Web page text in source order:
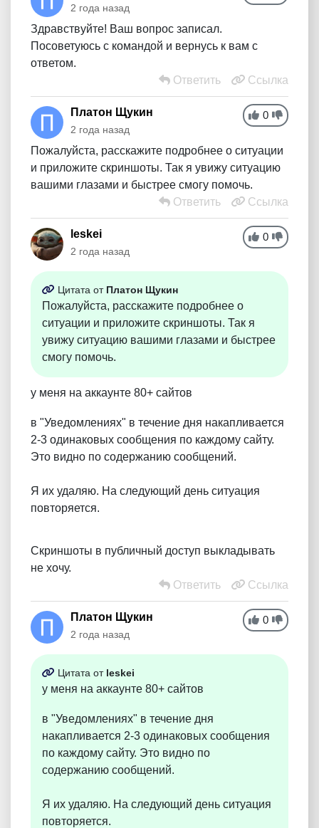
2 года назад
Здравствуйте! Ваш вопрос записал.
Посоветуюсь с командой и вернусь к вам с
ответом.
Ответить
Ссылка
0
Платон Щукин
2 года назад
Пожалуйста, расскажите подробнее о ситуации
и приложите скриншоты. Так я увижу ситуацию
вашими глазами и быстрее смогу помочь.
Ответить
Ссылка
0
leskei
2 года назад
Цитата от Платон Щукин
Пожалуйста, расскажите подробнее о
ситуации и приложите скриншоты. Так я
увижу ситуацию вашими глазами и быстрее
смогу помочь.
у меня на аккаунте 80+ сайтов
в "Уведомлениях" в течение дня накапливается
2-3 одинаковых сообщения по каждому сайту.
Это видно по содержанию сообщений.
Я их удаляю. На следующий день ситуация
повторяется.
Скриншоты в публичный доступ выкладывать
не хочу.
Ответить
Ссылка
0
Платон Щукин
2 года назад
Цитата от leskei
у меня на аккаунте 80+ сайтов
в "Уведомлениях" в течение дня
накапливается 2-3 одинаковых сообщения
по каждому сайту. Это видно по
содержанию сообщений.
Я их удаляю. На следующий день ситуация
повторяется.